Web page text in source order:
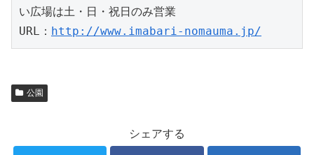
い広場は土・日・祝日のみ営業
URL： http://www.imabari-nomauma.jp/
公園
シェアする